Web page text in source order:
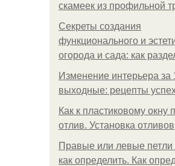
скамеек из профильной
Секреты создания
функционального и
огорода и сада: как
Изменение интерьера за
выходные: рецепты
Как к пластиковому окну
отлив. Установка отливов
Правые или левые петли
как определить. Как